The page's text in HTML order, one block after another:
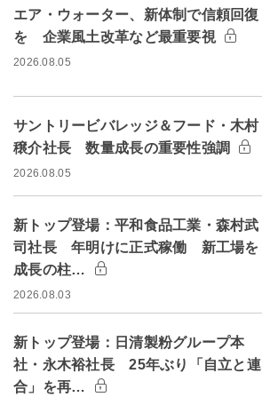
エア・ウォーター、新体制で信頼回復
を 企業風土改革など最重要視
2026.08.05
サントリービバレッジ＆フード・木村
穣介社長 数量成長の重要性強調
2026.08.05
新トップ登場：平和食品工業・森村武
司社長 年明けに正式稼働 新工場を
成長の柱…
2026.08.03
新トップ登場：日清製粉グループ本
社・永木裕社長 25年ぶり「自立と連
合」を再…